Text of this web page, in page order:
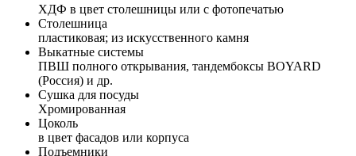
ХДФ в цвет столешницы или с фотопечатью
Столешница
пластиковая; из искусственного камня
Выкатные системы
ПВШ полного открывания, тандембоксы BOYARD
(Россия) и др.
Сушка для посуды
Хромированная
Цоколь
в цвет фасадов или корпуса
Подъемники